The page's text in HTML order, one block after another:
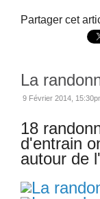
Partager cet
La
9 Février 2014,
18
d'entrain
autour de